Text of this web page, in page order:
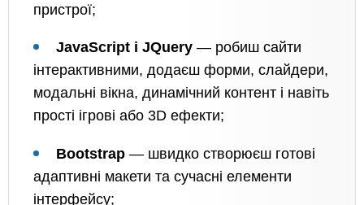
пристрої;
JavaScript і JQuery — робиш сайти
інтерактивними, додаєш форми, слайдери,
модальні вікна, динамічний контент і навіть
прості ігрові або 3D ефекти;
Bootstrap — швидко створюєш готові
адаптивні макети та сучасні елементи
інтерфейсу;